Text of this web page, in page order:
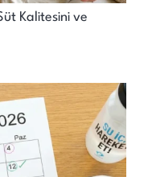
Kalitesini ve